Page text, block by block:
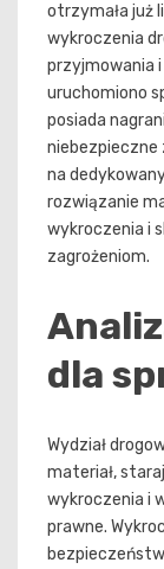
otrzymała już
wykroczenia
przyjmowania
uruchomiono
posiada
niebezpieczne
na
rozwiązanie
wykroczenia i
zagrożeniom.
dla
Wydział
materiał,
wykroczenia i
prawne.